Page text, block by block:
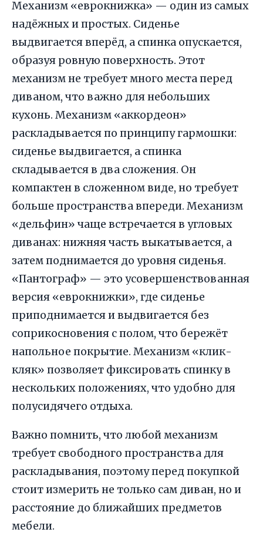
Механизм «еврокнижка» — один из самых
надёжных и простых. Сиденье
выдвигается вперёд, а спинка опускается,
образуя ровную поверхность. Этот
механизм не требует много места перед
диваном, что важно для небольших
кухонь. Механизм «аккордеон»
раскладывается по принципу гармошки:
сиденье выдвигается, а спинка
складывается в два сложения. Он
компактен в сложенном виде, но требует
больше пространства впереди. Механизм
«дельфин» чаще встречается в угловых
диванах: нижняя часть выкатывается, а
затем поднимается до уровня сиденья.
«Пантограф» — это усовершенствованная
версия «еврокнижки», где сиденье
приподнимается и выдвигается без
соприкосновения с полом, что бережёт
напольное покрытие. Механизм «клик-
кляк» позволяет фиксировать спинку в
нескольких положениях, что удобно для
полусидячего отдыха.
Важно помнить, что любой механизм
требует свободного пространства для
раскладывания, поэтому перед покупкой
стоит измерить не только сам диван, но и
расстояние до ближайших предметов
мебели.